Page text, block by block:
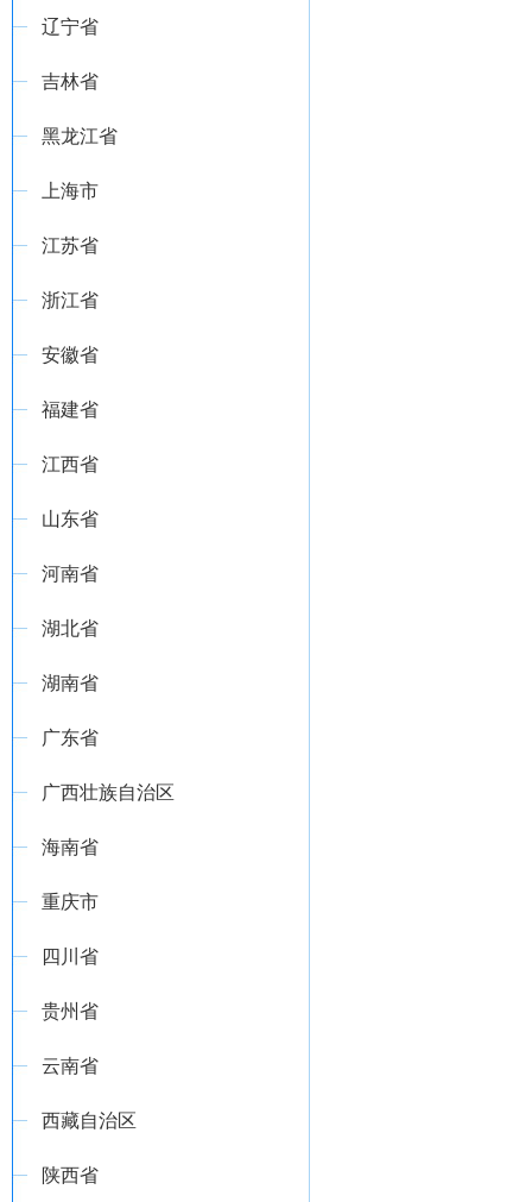
辽宁省
吉林省
黑龙江省
上海市
江苏省
浙江省
安徽省
福建省
江西省
山东省
河南省
湖北省
湖南省
广东省
广西壮族自治区
海南省
重庆市
四川省
贵州省
云南省
西藏自治区
陕西省